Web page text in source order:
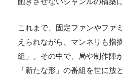
これまで、固定ファンやファ
えられながら、マンネリも指
組」。その中で、局や制作陣
「新たな形」の番組を世に